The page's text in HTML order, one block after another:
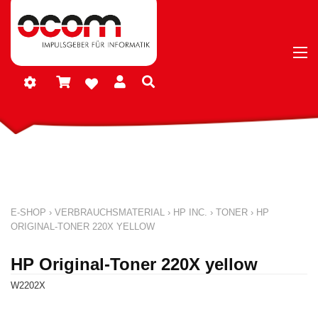
E-SHOP › VERBRAUCHSMATERIAL › HP INC. › TONER › HP
ORIGINAL-TONER 220X YELLOW
HP Original-Toner 220X yellow
W2202X